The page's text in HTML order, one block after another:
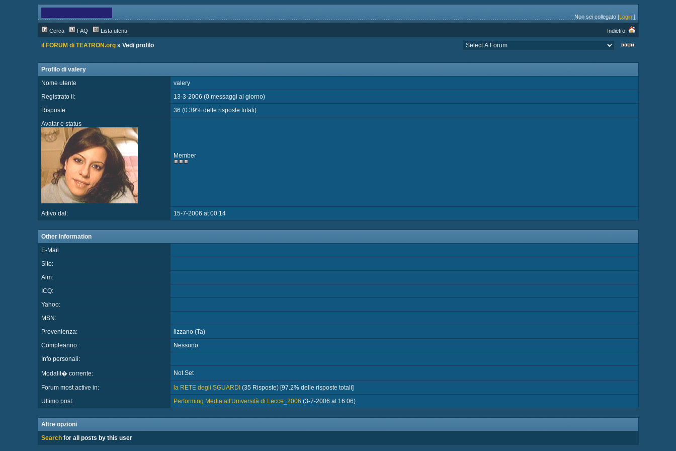
Non sei collegato [Login]
Cerca FAQ Lista utenti Indietro:
il FORUM di TEATRON.org» Vedi profilo
Profilo di valery
Nome utente
valery
Registrato il:
13-3-2006 (0 messaggi al giorno)
Risposte:
36 (0.39% delle risposte totali)
Avatar e status
Member
Attivo dal: 15-7-2006 at 00:14
Other Information
E-Mail
Sito:
Aim:
ICQ:
Yahoo:
MSN:
Provenienza:
lizzano (Ta)
Compleanno:
Nessuno
Info personali:
Modalit� corrente: Not Set
Forum most active in: la RETE degli SGUARDI (35 Risposte) [97.2% delle risposte totali]
Ultimo post:
Performing Media all'Università di Lecce_2006 (3-7-2006 at 16:06)
Altre opzioni
Searchfor all posts by this user